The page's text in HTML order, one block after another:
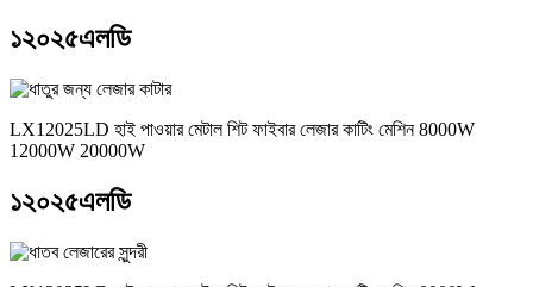
১২০২৫এলডি
LX12025LD হাই পাওয়ার মেটাল শিট ফাইবার লেজার কাটিং মেশিন 8000W
12000W 20000W
১২০২৫এলডি